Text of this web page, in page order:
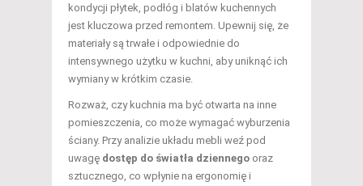
kondycji płytek, podłóg i blatów kuchennych
jest kluczowa przed remontem. Upewnij się, że
materiały są trwałe i odpowiednie do
intensywnego użytku w kuchni, aby uniknąć ich
wymiany w krótkim czasie.
Rozważ, czy kuchnia ma być otwarta na inne
pomieszczenia, co może wymagać wyburzenia
ściany. Przy analizie układu mebli weź pod
uwagę dostęp do światła dziennego oraz
sztucznego, co wpłynie na ergonomię i